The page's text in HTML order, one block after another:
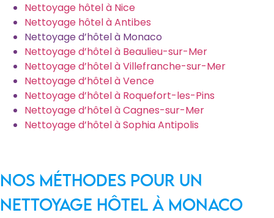
Nettoyage hôtel à Nice
Nettoyage hôtel à Antibes
Nettoyage d’hôtel à Monaco
Nettoyage d’hôtel à Beaulieu-sur-Mer
Nettoyage d’hôtel à Villefranche-sur-Mer
Nettoyage d’hôtel à Vence
Nettoyage d’hôtel à Roquefort-les-Pins
Nettoyage d’hôtel à Cagnes-sur-Mer
Nettoyage d’hôtel à Sophia Antipolis
Nos méthodes pour un
nettoyage hôtel à Monaco